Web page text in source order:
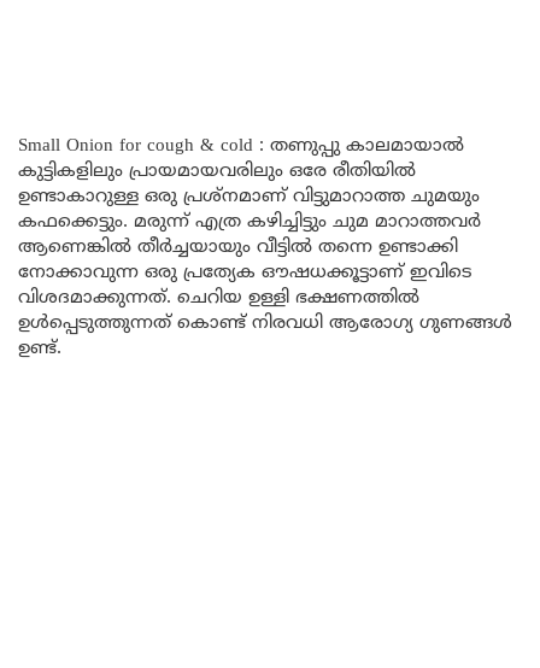
Small Onion for cough & cold : തണുപ്പു കാലമായാൽ
കുട്ടികളിലും പ്രായമായവരിലും ഒരേ രീതിയിൽ
ഉണ്ടാകാറുള്ള ഒരു പ്രശ്നമാണ് വിട്ടുമാറാത്ത ചുമയും
കഫക്കെട്ടും. മരുന്ന് എത്ര കഴിച്ചിട്ടും ചുമ മാറാത്തവർ
ആണെങ്കിൽ തീർച്ചയായും വീട്ടിൽ തന്നെ ഉണ്ടാക്കി
നോക്കാവുന്ന ഒരു പ്രത്യേക ഔഷധക്കൂട്ടാണ് ഇവിടെ
വിശദമാക്കുന്നത്. ചെറിയ ഉള്ളി ഭക്ഷണത്തിൽ
ഉൾപ്പെടുത്തുന്നത് കൊണ്ട് നിരവധി ആരോഗ്യ ഗുണങ്ങൾ
ഉണ്ട്.